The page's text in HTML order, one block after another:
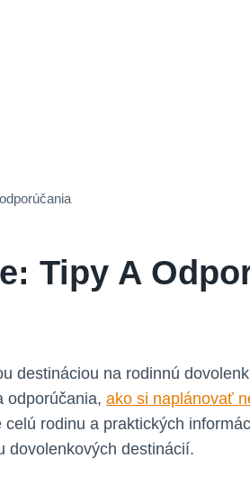
Tipy A
destináciou na rodinnú
odporúčania, ako si naplánovať
rodinu a praktických
dovolenkových destinácií.